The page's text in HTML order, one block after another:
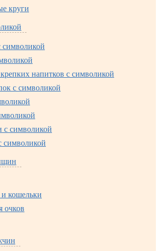
круги
символикой
напитков с символикой
с символикой
с символикой
кошельки
очков